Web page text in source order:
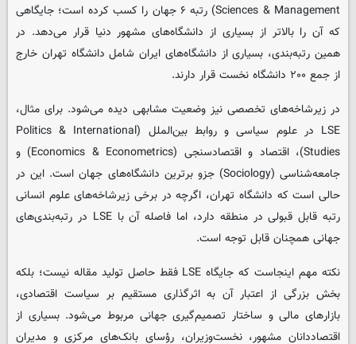
Sciences & Management) رتبه ۶ جهان را کسب کرده است؛ جایگاهی
که آن را بالاتر از بسیاری از دانشگاه‌های مشهور دنیا قرار می‌دهد. در
همین رتبه‌بندی، بسیاری از دانشگاه‌های ایران شامل دانشگاه تهران خارج
از جمع ۲۰۰ دانشگاه نخست قرار دارند.
در زیرشاخه‌های تخصصی نیز وضعیت مشابهی دیده می‌شود. برای مثال،
LSE در علوم سیاسی و روابط بین‌الملل (Politics & International
Studies)، اقتصاد و اقتصادسنجی (Economics & Econometrics) و
جامعه‌شناسی (Sociology) جزو برترین دانشگاه‌های جهان است. این در
حالی است که دانشگاه تهران، اگرچه در برخی زیرشاخه‌های علوم انسانی
رتبه قابل قبولی در منطقه دارد، اما فاصله آن با LSE در رتبه‌بندی‌های
جهانی همچنان قابل توجه است.
نکته مهم اینجاست که جایگاه LSE فقط حاصل تولید مقاله نیست؛ بلکه
بخش بزرگی از اعتبار آن به اثرگذاری مستقیم بر سیاست اقتصادی،
بازارهای مالی و ساختار تصمیم‌گیری جهانی مربوط می‌شود. بسیاری از
اقتصاددانان مشهور، نخست‌وزیران، رؤسای بانک‌های مرکزی و مدیران